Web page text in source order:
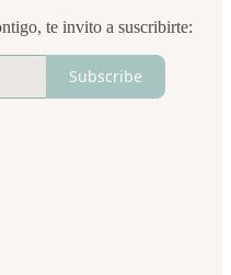
te invito a suscribirte:
Subscribe